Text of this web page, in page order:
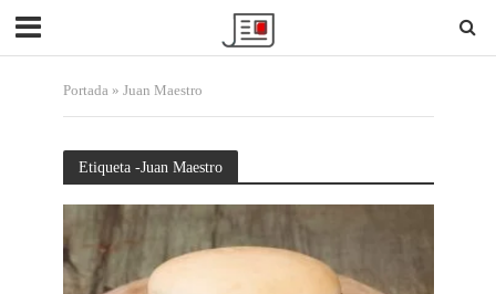
Portada» Juan Maestro
Etiqueta -Juan Maestro